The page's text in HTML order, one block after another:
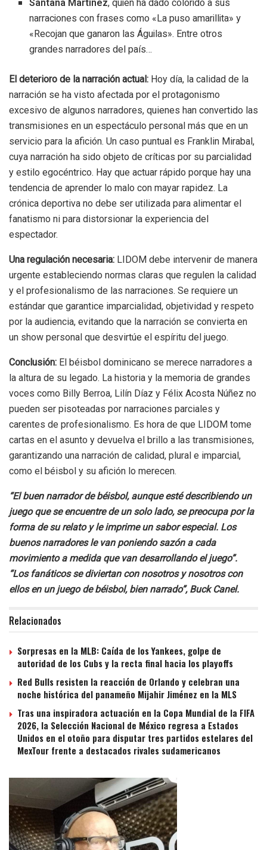
narraciones con frases como «La puso amarillita» y
«Recojan que ganaron las Águilas». Entre otros
grandes narradores del país…
El deterioro de la narración actual: Hoy día, la calidad de la
narración se ha visto afectada por el protagonismo
excesivo de algunos narradores, quienes han convertido las
transmisiones en un espectáculo personal más que en un
servicio para la afición. Un caso puntual es Franklin Mirabal,
cuya narración ha sido objeto de críticas por su parcialidad
y estilo egocéntrico. Hay que actuar rápido porque hay una
tendencia de aprender lo malo con mayar rapidez. La
crónica deportiva no debe ser utilizada para alimentar el
fanatismo ni para distorsionar la experiencia del
espectador.
Una regulación necesaria: LIDOM debe intervenir de manera
urgente estableciendo normas claras que regulen la calidad
y el profesionalismo de las narraciones. Se requiere un
estándar que garantice imparcialidad, objetividad y respeto
por la audiencia, evitando que la narración se convierta en
un show personal que desvirtúe el espíritu del juego.
Conclusión: El béisbol dominicano se merece narradores a
la altura de su legado. La historia y la memoria de grandes
voces como Billy Berroa, Lilín Díaz y Félix Acosta Núñez no
pueden ser pisoteadas por narraciones parciales y
carentes de profesionalismo. Es hora de que LIDOM tome
cartas en el asunto y devuelva el brillo a las transmisiones,
garantizando una narración de calidad, plural e imparcial,
como el béisbol y su afición lo merecen.
“El buen narrador de béisbol, aunque esté describiendo un
juego que se encuentre de un solo lado, se preocupa por la
forma de su relato y le imprime un sabor especial. Los
buenos narradores le van poniendo sazón a cada
movimiento a medida que van desarrollando el juego”.
“Los fanáticos se diviertan con nosotros y nosotros con
ellos en un juego de béisbol, bien narrado”, Buck Canel.
Relacionados
Sorpresas en la MLB: Caída de los Yankees, golpe de
autoridad de los Cubs y la recta final hacia los playoffs
Red Bulls resisten la reacción de Orlando y celebran una
noche histórica del panameño Mijahir Jiménez en la MLS
Tras una inspiradora actuación en la Copa Mundial de la FIFA
2026, la Selección Nacional de México regresa a Estados
Unidos en el otoño para disputar tres partidos estelares del
MexTour frente a destacados rivales sudamericanos